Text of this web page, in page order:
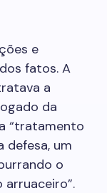
e
fatos. A
a
da
“tratamento
defesa, um
o
arruaceiro”.